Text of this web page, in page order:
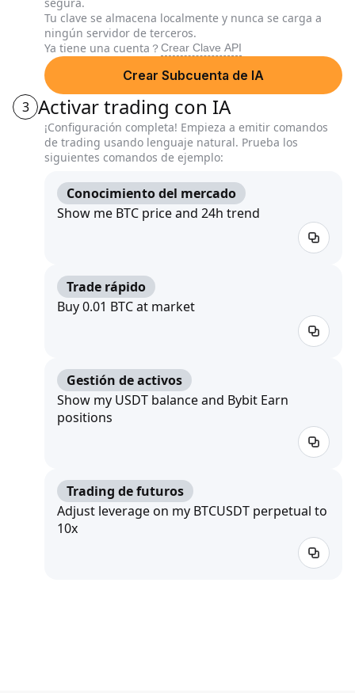
Tu clave se almacena localmente y nunca se carga a
ningún servidor de terceros.
Ya tiene una cuenta？ Crear Clave API
Crear Subcuenta de IA
3 Activar trading con IA
¡Configuración completa! Empieza a emitir comandos
de trading usando lenguaje natural. Prueba los
siguientes comandos de ejemplo:
Conocimiento del mercado
Show me BTC price and 24h trend
Trade rápido
Buy 0.01 BTC at market
Gestión de activos
Show my USDT balance and Bybit Earn
positions
Trading de futuros
Adjust leverage on my BTCUSDT perpetual to
10x